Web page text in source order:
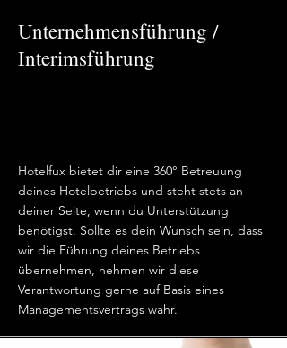
Unternehmensführung /
Interimsführung
Hotelfux bietet dir eine 360° Betreuung
deines Hotelbetriebs und steht stets an
deiner Seite, wenn du Unterstützung
benötigst. Sollte es dein Wunsch sein, dass
wir die Führung deines Betriebs
übernehmen, nehmen wir diese
Verantwortung gerne auf Basis eines
Managementsvertrags wahr.